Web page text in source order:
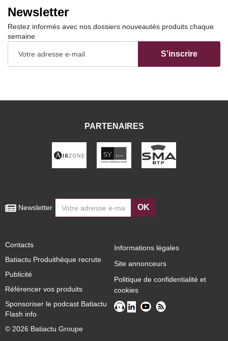
Newsletter
Restez informés avec nos dossiers nouveautés produits chaque
semaine
S'inscrire
PARTENAIRES
Newsletter OK
Contacts
Batiactu Produithèque recrute
Publicité
Référencer vos produits
Sponsoriser le podcast Batiactu
Flash info
© 2026 Batiactu Groupe
Informations légales
Site annonceurs
Politique de confidentialité et
cookies